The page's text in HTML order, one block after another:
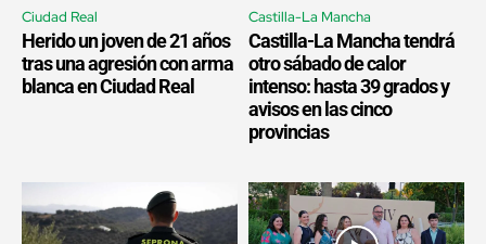
Ciudad Real
Herido un joven de 21 años
tras una agresión con arma
blanca en Ciudad Real
Castilla-La Mancha
Castilla-La Mancha tendrá
otro sábado de calor
intenso: hasta 39 grados y
avisos en las cinco
provincias